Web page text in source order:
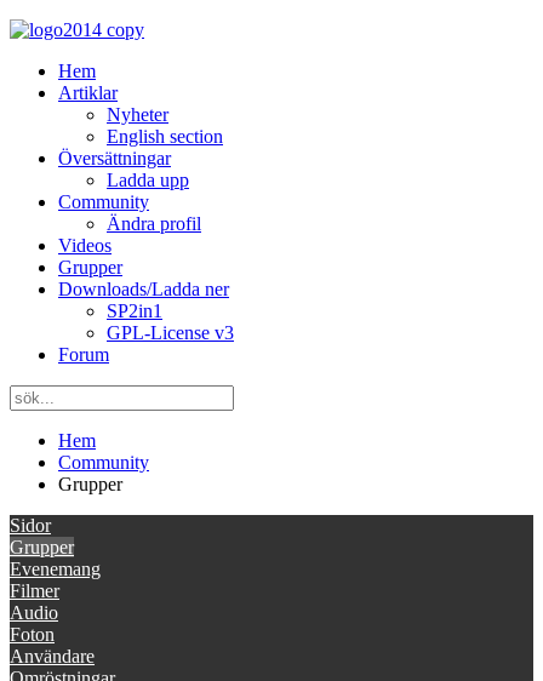
Hem
Artiklar
Nyheter
English section
Översättningar
Ladda upp
Community
Ändra profil
Videos
Grupper
Downloads/Ladda ner
SP2in1
GPL-License v3
Forum
Hem
Community
Grupper
Sidor
Grupper
Evenemang
Filmer
Audio
Foton
Användare